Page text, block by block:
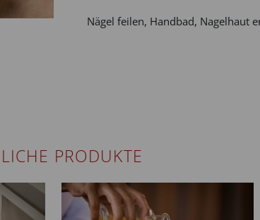
Nägel feilen, Handbad, Nagelhaut
PRODUKTE